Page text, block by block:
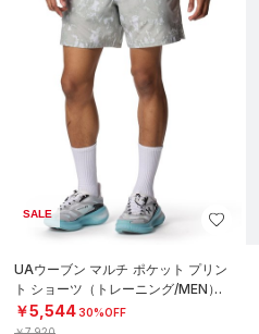
SALE
UAウーブン マルチ ポケット プリン
ト ショーツ（トレーニング/MEN）
￥5,54430%OFF